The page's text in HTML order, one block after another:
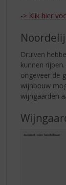
-> Klik hier
Druiven
kunnen
ongeveer de
wijnbouw
wijngaarden